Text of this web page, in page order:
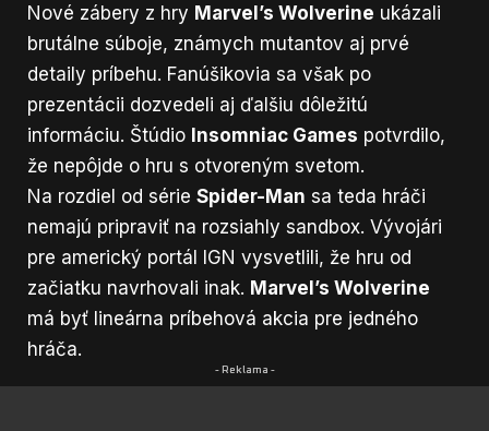
Nové zábery z hry Marvel’s Wolverine ukázali
brutálne súboje, známych mutantov aj prvé
detaily príbehu. Fanúšikovia sa však po
prezentácii dozvedeli aj ďalšiu dôležitú
informáciu. Štúdio Insomniac Games potvrdilo,
že nepôjde o hru s otvoreným svetom.
Na rozdiel od série Spider-Man sa teda hráči
nemajú pripraviť na rozsiahly sandbox. Vývojári
pre americký portál IGN vysvetlili, že hru od
začiatku navrhovali inak. Marvel’s Wolverine
má byť lineárna príbehová akcia pre jedného
hráča.
- Reklama -